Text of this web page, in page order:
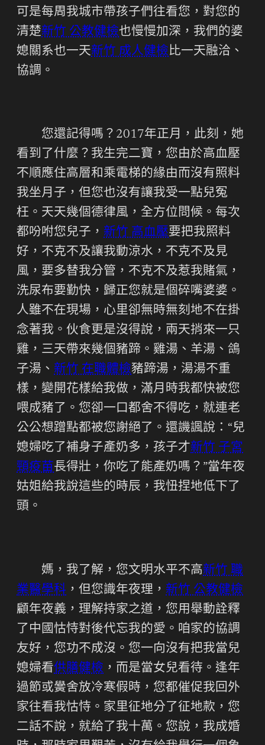
可是每周我城市帶孩子們往看您，對您的
清楚新竹 公教健檢也慢慢加深，我們的婆
媳關系也一天新竹 成人健檢比一天融洽、
協調。
您還記得嗎？2017年正月，此刻，她
看到了什麼？我生完二寶，您由於高血壓
不順應住高層和乘電梯的緣由而沒有照料
我坐月子，但您也沒有讓我受一點兒冤
枉。天天幾個德律風，全方位問候。每次
都吩咐您兒子， 新竹 高血壓要把我照料
好，不克不及讓我動涼水，不克不及見
風，要多替我分管，不克不及惹我賭氣，
洗尿布要勤快，歸正您就是個碎嘴婆婆。
人雖不在現場，心里卻無時無刻地不在掛
念著我。伙食更是沒得說，兩天捎來一只
雞，三天帶來幾個豬蹄。雞湯、羊湯、鴿
子湯、 新竹 在職體檢豬蹄湯，湯湯不重
樣，變開花樣給我做，滿月時我都快被您
喂成豬了。您卻一口都舍不得吃，就連老
公公想蹭點都被您謝絕了。還譏諷說：“兒
媳婦吃了補身子產奶多，孩子才 新竹 子宮
頸疫苗長得壯，你吃了能產奶嗎？”當年夜
姑姐給我說這些的時辰，我忸捏地低下了
頭。
媽，我了解，您文明水平不高新竹 職
業醫學科 ，但您識年夜理， 新竹 公教健檢
顧年夜義，理解持家之道，您用舉動詮釋
了中國怙恃對後代忘我的愛。咱家的協調
友好，您功不成沒。您一向沒有把我當兒
媳婦看供膳健檢 ，而是當女兒看待。逢年
過節或黌舍放冷寒假時，您都催促我回外
家往看我怙恃。家里征地分了征地款，您
二話不說，就給了我十萬。您說，我成婚